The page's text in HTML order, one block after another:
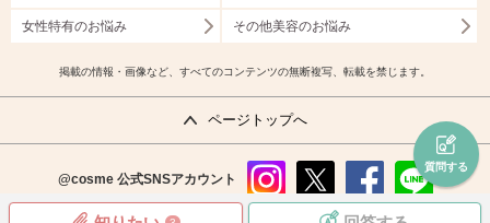
質問する
女性特有のお悩み その他美容のお悩み
掲載の情報・画像など、すべてのコンテンツの無断複写、転載を禁じます。
ページトップへ
@cosme 公式SNSアカウント
instag
x
faceb
line